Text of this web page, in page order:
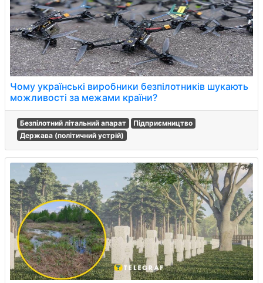
Чому українські виробники безпілотників шукають
можливості за межами країни?
Безпілотний літальний апарат
Підприємництво
Держава (політичний устрій)